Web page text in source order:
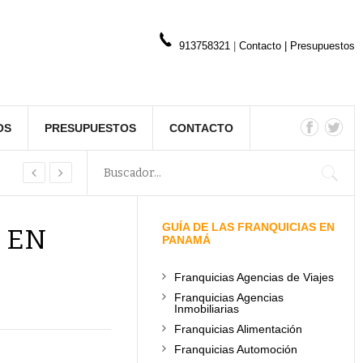
913758321 Contacto Presupuestos
PRESUPUESTOS CONTACTO
EN
GUÍA DE LAS FRANQUICIAS EN
PANAMÁ
Franquicias Agencias de Viajes
Franquicias Agencias
Inmobiliarias
Franquicias Alimentación
Franquicias Automoción